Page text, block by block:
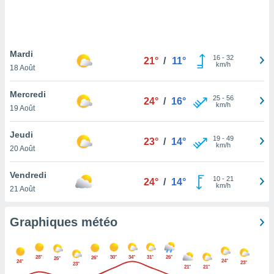
pas
de
à
cas,
que
sur le
ne
Mardi
18 Août
21° / 11° 16- 32
km/h
Mercredi
19 Août
24° / 16° 25- 56
km/h
Jeudi
20 Août
23° / 14° 19- 49
km/h
Vendredi
21 Août
24° / 14° 10- 21
km/h
Graphiques météo
24°
28°
26°
23°
26° 30° 34° 31°
26°
21°
21°
24° 23°